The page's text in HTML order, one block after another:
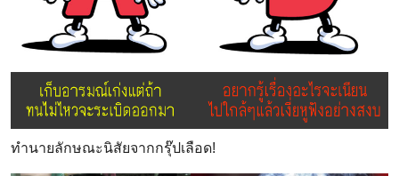
ทำนายลักษณะนิสัยจากกรุ๊ปเลือด!